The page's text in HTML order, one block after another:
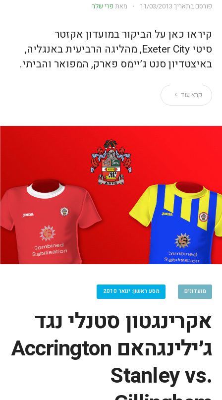
פורסם בתאריך 11/03/2013 מאת פרי שלר
קיראו כאן על הביקור במועדון אקזטר
סיטי Exeter City, מהליגה הרביעית באנגליה,
באיצטדיון סנט ג׳יימס פארק, המפואר והביתי.
קרא עוד
מועדונים מסע ראשון: ינואר 2010
אקרינגטון סטנלי נגד
ג׳ילינגהאם Accrington
Stanley vs.